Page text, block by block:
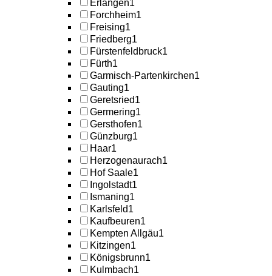
Erlangen1
Forchheim1
Freising1
Friedberg1
Fürstenfeldbruck1
Fürth1
Garmisch-Partenkirchen1
Gauting1
Geretsried1
Germering1
Gersthofen1
Günzburg1
Haar1
Herzogenaurach1
Hof Saale1
Ingolstadt1
Ismaning1
Karlsfeld1
Kaufbeuren1
Kempten Allgäu1
Kitzingen1
Königsbrunn1
Kulmbach1